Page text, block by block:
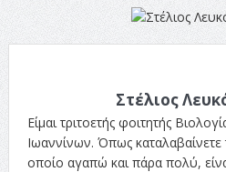
Στέλιος
Είμαι τριτοετής φοιτητής
Ιωαννίνων. Όπως καταλαβαίνετε
οποίο αγαπώ και πάρα πολύ,